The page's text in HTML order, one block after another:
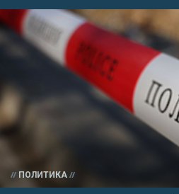
ПОЛИТИКА